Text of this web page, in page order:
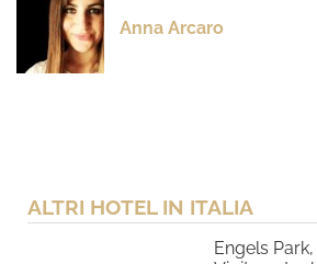
Anna Arcaro
ALTRI HOTEL IN ITALIA
Engels